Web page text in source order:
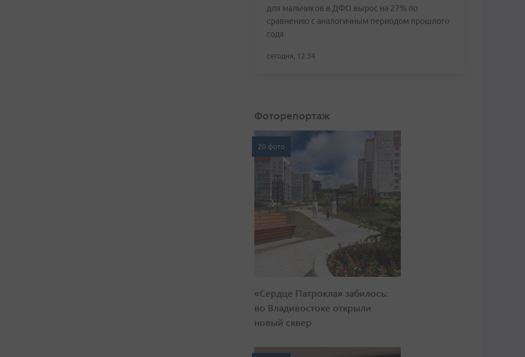
для мальчиков в ДФО вырос на 27% по
сравнению с аналогичным периодом прошлого
года
сегодня, 12:34
Фоторепортаж
20 фото
«Сердце Патрокла» забилось:
во Владивостоке открыли
новый сквер